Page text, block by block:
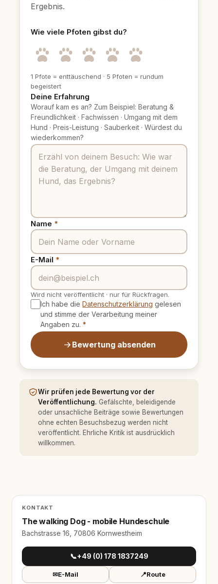
Ergebnis.
Wie viele Pfoten gibst du?
1 Pfote = enttäuschend · 5 Pfoten = rundum
begeistert
Deine Erfahrung
Worauf kam es an? Zum Beispiel: Beratung &
Freundlichkeit · Fachwissen · Umgang mit dem
Hund · Preis-Leistung · Sauberkeit · Würdest du
wiederkommen?
Name *
E-Mail *
Wird nicht veröffentlicht · nur für Rückfragen.
Ich habe dieDatenschutzerklärung gelesen
und stimme der Verarbeitung meiner
Angaben zu. *
Bewertung absenden
Wir prüfen jede Bewertung vor der
Veröffentlichung. Gefälschte, beleidigende
oder unsachliche Beiträge sowie Bewertungen
ohne echten Besuchsbezug werden nicht
veröffentlicht. Ehrliche Kritik ist ausdrücklich
willkommen.
KONTAKT
The walking Dog - mobile Hundeschule
Bachstrasse 16, 70806 Kornwestheim
📞+49 (0) 178 1837249
✉E-Mail 📍Route